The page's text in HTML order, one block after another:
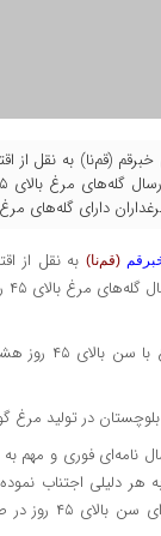
(قم‌نا) به نقل از
دارای گله‌های
(قم‌نا)
به نقل از
به
در تولید
نامه‌ای فوری و مهم به
هر دلیلی اجتناب
دارندگان